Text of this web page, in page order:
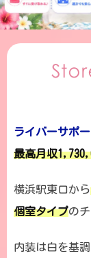
ライバーサポ
最高月収
横浜駅東口から
個室タイプの
内装は白を基